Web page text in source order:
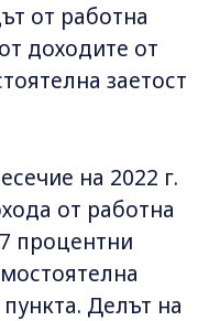
от работна
доходите от
заетост
на 2022 г.
от работна
процентни
Делът на